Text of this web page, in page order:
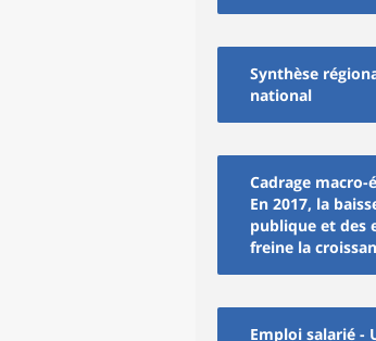
Synthèse
national
Cadrage macro-
En 2017, la
publique et des
freine la
Emploi salarié -